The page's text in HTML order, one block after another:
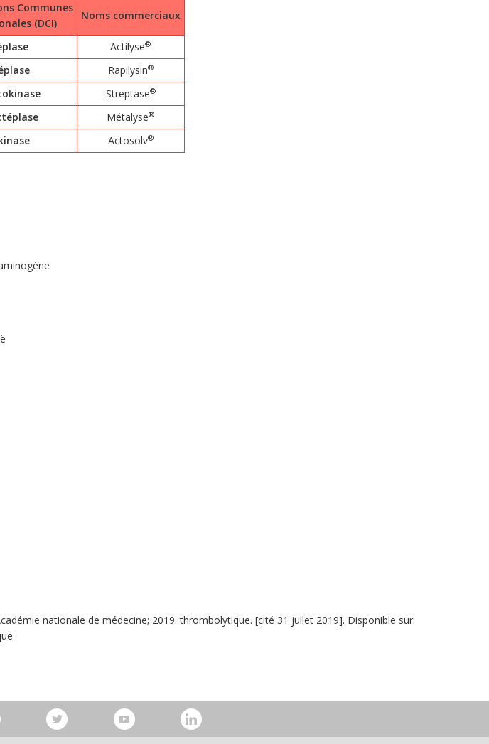
Communes
(DCI)
Noms commerciaux
Actilyse®
Rapilysin®
Streptase®
Métalyse®
Actosolv®
nationale de médecine; 2019. thrombolytique. [cité 31 jullet 2019]. Disponible sur: